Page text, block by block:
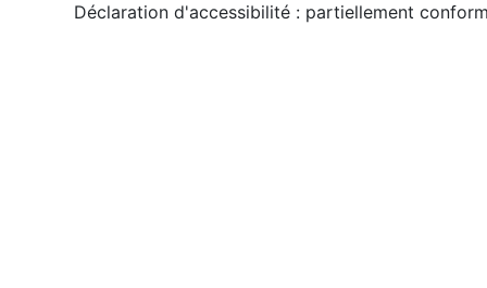
Déclaration d'accessibilité : partiellement